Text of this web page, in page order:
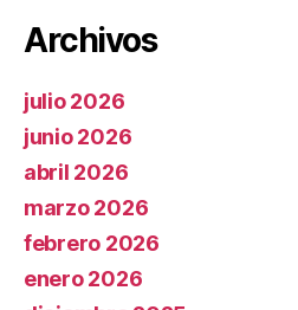
Archivos
julio 2026
junio 2026
abril 2026
marzo 2026
febrero 2026
enero 2026